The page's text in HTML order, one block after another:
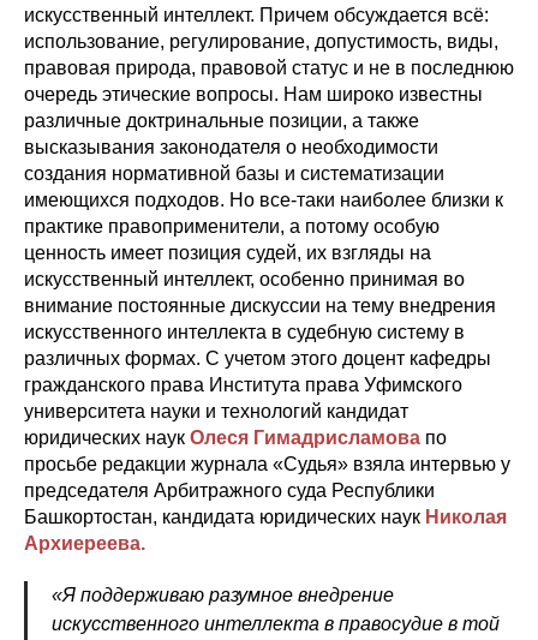
искусственный интеллект. Причем обсуждается всё:
использование, регулирование, допустимость, виды,
правовая природа, правовой статус и не в последнюю
очередь этические вопросы. Нам широко известны
различные доктринальные позиции, а также
высказывания законодателя о необходимости
создания нормативной базы и систематизации
имеющихся подходов. Но все-таки наиболее близки к
практике правоприменители, а потому особую
ценность имеет позиция судей, их взгляды на
искусственный интеллект, особенно принимая во
внимание постоянные дискуссии на тему внедрения
искусственного интеллекта в судебную систему в
различных формах. С учетом этого доцент кафедры
гражданского права Института права Уфимского
университета науки и технологий кандидат
юридических наук Олеся Гимадрисламова по
просьбе редакции журнала «Судья» взяла интервью у
председателя Арбитражного суда Республики
Башкортостан, кандидата юридических наук Николая
Архиереева.
«Я поддерживаю разумное внедрение
искусственного интеллекта в правосудие в той